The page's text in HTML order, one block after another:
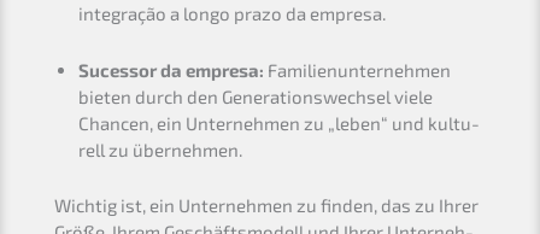
integra­ção a longo prazo da empresa.
Suces­sor da empre­sa: Famili­en­un­ter­neh­men
bieten durch den Generations­wechsel viele
Chancen, ein Unter­neh­men zu „leben“ und kultu­
rell zu übernehmen.
Wichtig ist, ein Unter­neh­men zu finden, das zu Ihrer